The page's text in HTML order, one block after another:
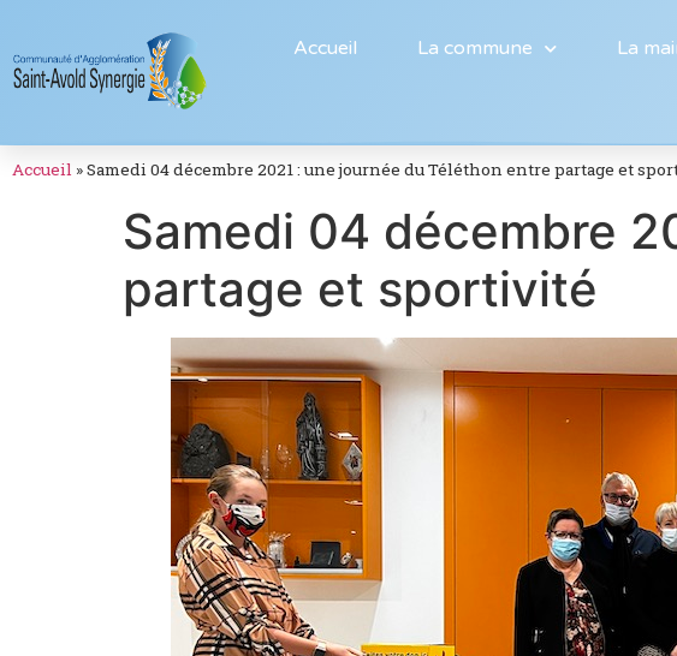
Accueil La commune La
Accueil »Samedi 04 décembre 2021 : une journée du Téléthon entre partage et
Samedi 04 décembre
partage et sportivité